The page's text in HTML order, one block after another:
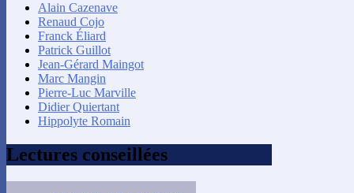
Alain Cazenave
Renaud Cojo
Franck Éliard
Patrick Guillot
Jean-Gérard Maingot
Marc Mangin
Pierre-Luc Marville
Didier Quiertant
Hippolyte Romain
Lectures conseillées